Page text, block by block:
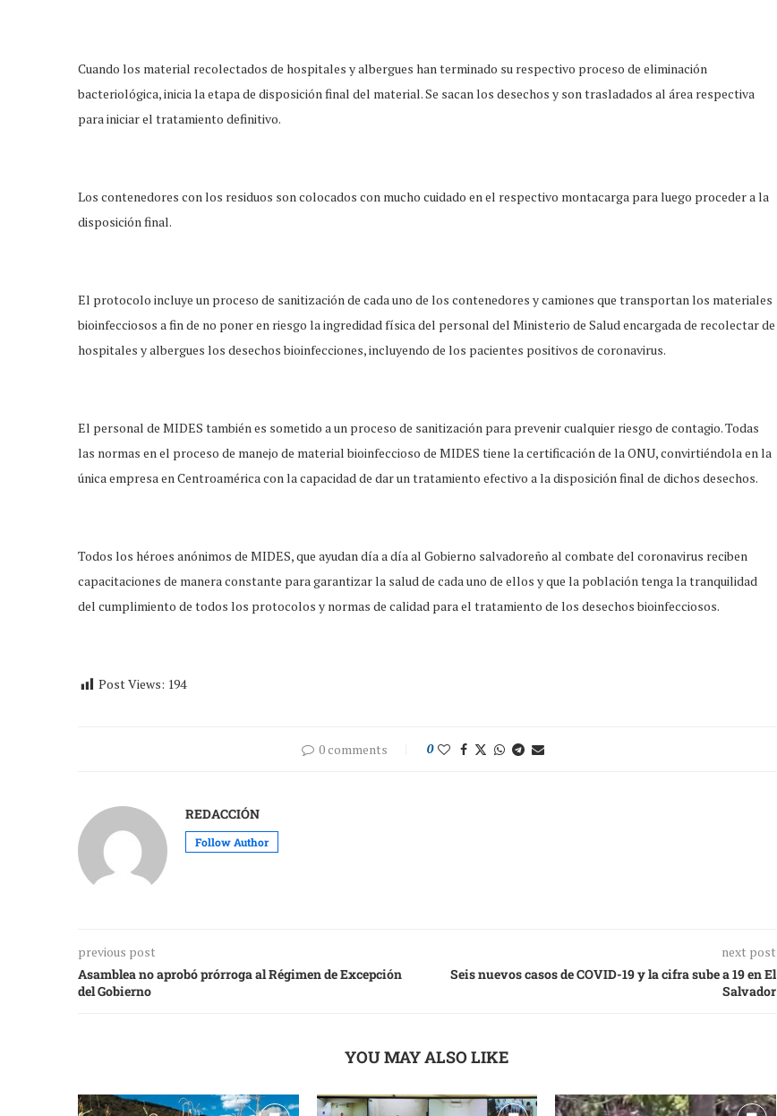
Cuando los material recolectados de hospitales y albergues han terminado su respectivo proceso de eliminación
bacteriológica, inicia la etapa de disposición final del material. Se sacan los desechos y son trasladados al área respectiva
para iniciar el tratamiento definitivo.
Los contenedores con los residuos son colocados con mucho cuidado en el respectivo montacarga para luego proceder a la
disposición final.
El protocolo incluye un proceso de sanitización de cada uno de los contenedores y camiones que transportan los materiales
bioinfecciosos a fin de no poner en riesgo la ingredidad física del personal del Ministerio de Salud encargada de recolectar de
hospitales y albergues los desechos bioinfecciones, incluyendo de los pacientes positivos de coronavirus.
El personal de MIDES también es sometido a un proceso de sanitización para prevenir cualquier riesgo de contagio. Todas
las normas en el proceso de manejo de material bioinfeccioso de MIDES tiene la certificación de la ONU, convirtiéndola en la
única empresa en Centroamérica con la capacidad de dar un tratamiento efectivo a la disposición final de dichos desechos.
Todos los héroes anónimos de MIDES, que ayudan día a día al Gobierno salvadoreño al combate del coronavirus reciben
capacitaciones de manera constante para garantizar la salud de cada uno de ellos y que la población tenga la tranquilidad
del cumplimiento de todos los protocolos y normas de calidad para el tratamiento de los desechos bioinfecciosos.
Post Views: 194
0 comments 0
REDACCIÓN
Follow Author
previous post
Asamblea no aprobó prórroga al Régimen de Excepción
del Gobierno
next post
Seis nuevos casos de COVID-19 y la cifra sube a 19 en El
Salvador
YOU MAY ALSO LIKE